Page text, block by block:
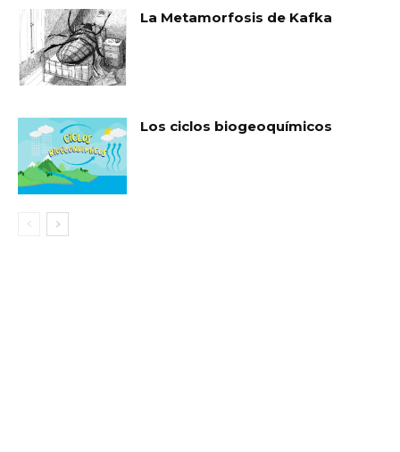
La Metamorfosis de Kafka
Los ciclos biogeoquímicos